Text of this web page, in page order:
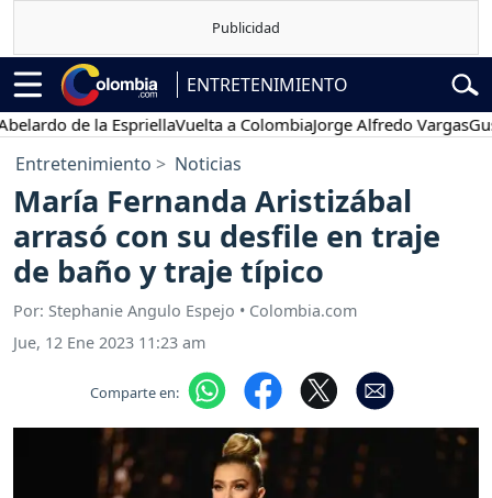
ENTRETENIMIENTO
de la EspriellaVuelta a ColombiaJorge Alfredo VargasGustavo
Entretenimiento Noticias
María Fernanda Aristizábal
arrasó con su desfile en traje
de baño y traje típico
Por: Stephanie Angulo Espejo • Colombia.com
Jue, 12 Ene 2023 11:23 am
Comparte en: